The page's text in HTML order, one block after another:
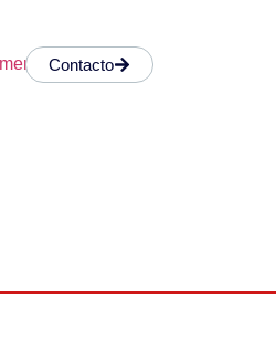
Contacto